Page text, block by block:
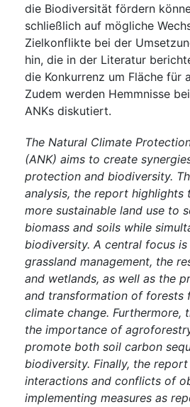
die Biodiversität fördern
schließlich auf mögliche
Zielkonflikte bei der
hin, die in der Literatur
die Konkurrenz um Fläche für
Zudem werden Hemmnisse
ANKs diskutiert.
The Natural Climate
(ANK) aims to create
protection and biodiversity.
analysis, the report highlights
more sustainable land use to
biomass and soils while
biodiversity. A central focus is
grassland management, the
and wetlands, as well as the
and transformation of forests
climate change. Furthermore,
the importance of
promote both soil carbon
biodiversity. Finally, the
interactions and conflicts of
implementing measures as